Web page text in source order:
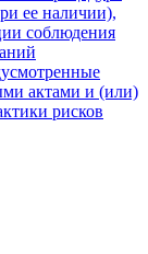
ее наличии),
соблюдения
актами и (или)
рисков